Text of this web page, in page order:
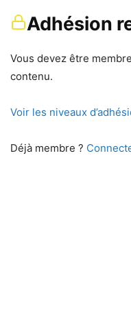
Adhésion
Vous devez être
contenu.
Voir les niveaux
Déjà membre ?